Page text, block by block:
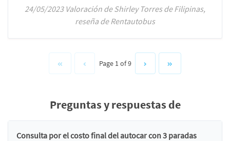
24/05/2023 Valoración de Shirley Torres de Filipinas,
reseña de Rentautobus
Page 1 of 9
Preguntas y respuestas de
Consulta por el costo final del autocar con 3 paradas